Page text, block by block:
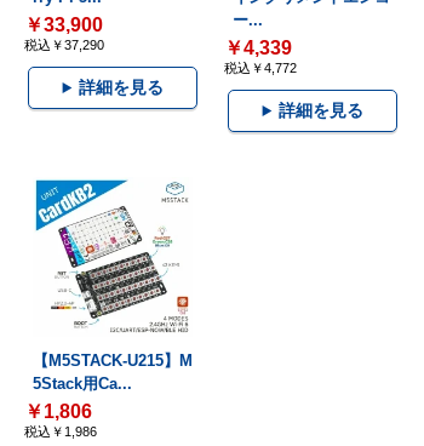
￥33,900
税込￥37,290
詳細を見る
ー...
￥4,339
税込￥4,772
詳細を見る
【M5STACK-U215】M
5Stack用Ca...
￥1,806
税込￥1,986